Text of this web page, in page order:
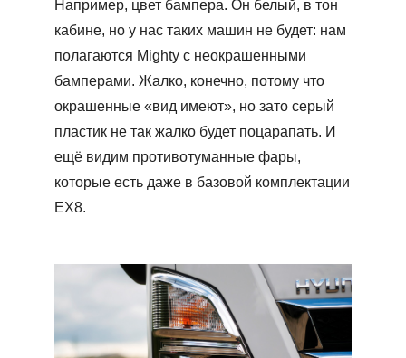
Например, цвет бампера. Он белый, в тон
кабине, но у нас таких машин не будет: нам
полагаются Mighty с неокрашенными
бамперами. Жалко, конечно, потому что
окрашенные «вид имеют», но зато серый
пластик не так жалко будет поцарапать. И
ещё видим противотуманные фары,
которые есть даже в базовой комплектации
ЕХ8.